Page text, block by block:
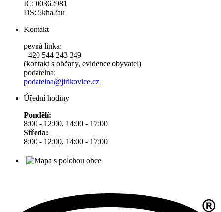
IČ: 00362981
DS: 5kha2au
Kontakt
pevná linka:
+420 544 243 349
(kontakt s občany, evidence obyvatel)
podatelna:
podatelna@jirikovice.cz
Úřední hodiny
Pondělí:
8:00 - 12:00, 14:00 - 17:00
Středa:
8:00 - 12:00, 14:00 - 17:00